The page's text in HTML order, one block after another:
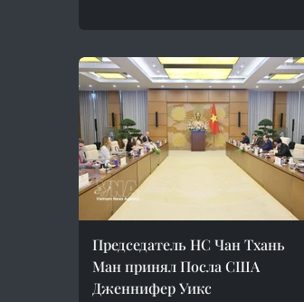
Председатель НС Чан Тхань
Ман принял Посла США
Дженнифер Уикс